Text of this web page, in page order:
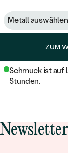
Metall
ZUM
Schmuck ist auf
Stunden.
Newsletter